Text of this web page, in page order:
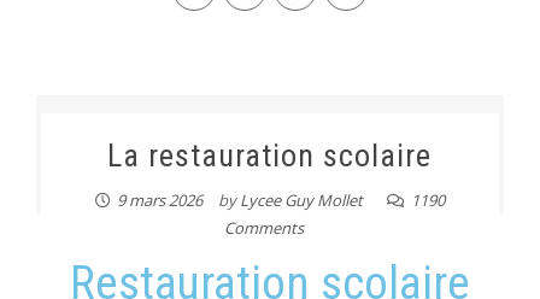
La restauration scolaire
9 mars 2026 byLycee Guy Mollet
1190
Comments
Restauration scolaire